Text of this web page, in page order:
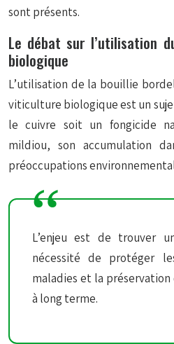
sont présents.
Le débat sur l’utilisation
biologique
L’utilisation de la bouillie
viticulture biologique est un
le cuivre soit un fongicide
mildiou, son accumulation
préoccupations
L’enjeu est de trouver
nécessité de protéger
maladies et la
à long terme.